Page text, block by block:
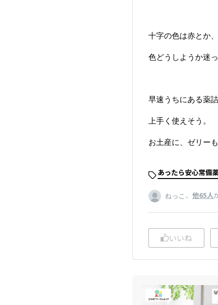
十字の色は赤とか
色どうしようか迷
早速うちにある薬
上手く使えそう。
お土産に、ゼリー
あったら安心常備
ねっこ 、 他65人
いいね